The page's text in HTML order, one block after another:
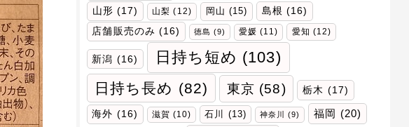
山形 (17) 山梨 (12) 岡山 (15) 島根 (16)
店舗販売のみ (16) 徳島 (9) 愛媛 (11) 愛知 (12)
新潟 (16) 日持ち短め (103)
日持ち長め (82) 東京 (58) 栃木 (17)
海外 (16) 滋賀 (10) 石川 (13) 神奈川 (9) 福岡 (20)